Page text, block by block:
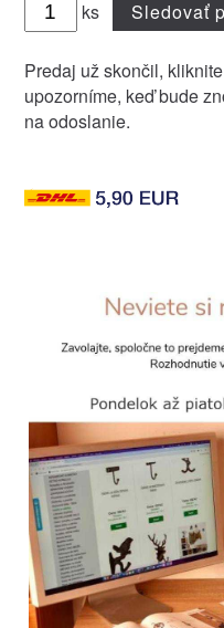
ks Sledovať
Predaj už skončil,
upozorníme, keď bude
na odoslanie.